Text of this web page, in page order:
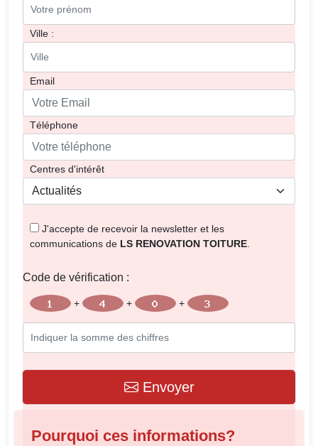
Ville :
Email
Téléphone
Centres d'intérêt
J'accepte de recevoir la newsletter et les
communications de LS RENOVATION TOITURE
Code de vérification :
+ + +
Envoyer
Pourquoi ces informations?